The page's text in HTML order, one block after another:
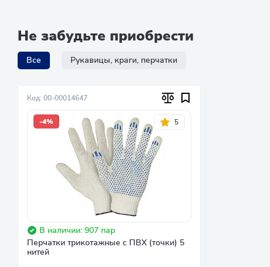
Не забудьте приобрести
Все Рукавицы, краги, перчатки
Код: 00-00014647
-4% 5
В наличии: 907 пар
Перчатки трикотажные с ПВХ (точки) 5
нитей